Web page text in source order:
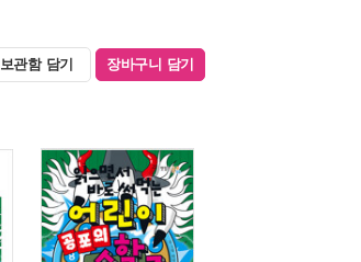
보관함 담기 장바구니 담기